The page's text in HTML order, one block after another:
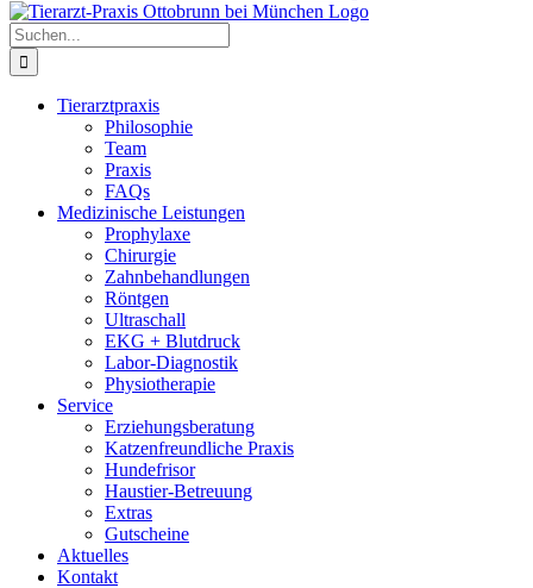
Suche
nach:
Tierarztpraxis
Philosophie
Team
Praxis
FAQs
Medizinische Leistungen
Prophylaxe
Chirurgie
Zahnbehandlungen
Röntgen
Ultraschall
EKG + Blutdruck
Labor-Diagnostik
Physiotherapie
Service
Erziehungsberatung
Katzenfreundliche Praxis
Hundefrisor
Haustier-Betreuung
Extras
Gutscheine
Aktuelles
Kontakt